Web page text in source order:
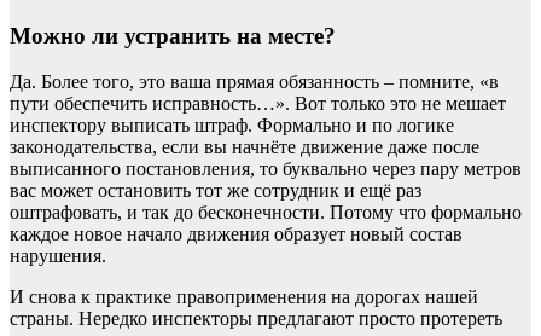
Можно ли устранить на месте?
Да. Более того, это ваша прямая обязанность – помните, «в
пути обеспечить исправность…». Вот только это не мешает
инспектору выписать штраф. Формально и по логике
законодательства, если вы начнёте движение даже после
выписанного постановления, то буквально через пару метров
вас может остановить тот же сотрудник и ещё раз
оштрафовать, и так до бесконечности. Потому что формально
каждое новое начало движения образует новый состав
нарушения.
И снова к практике правоприменения на дорогах нашей
страны. Нередко инспекторы предлагают просто протереть